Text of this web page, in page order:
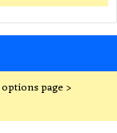
page >